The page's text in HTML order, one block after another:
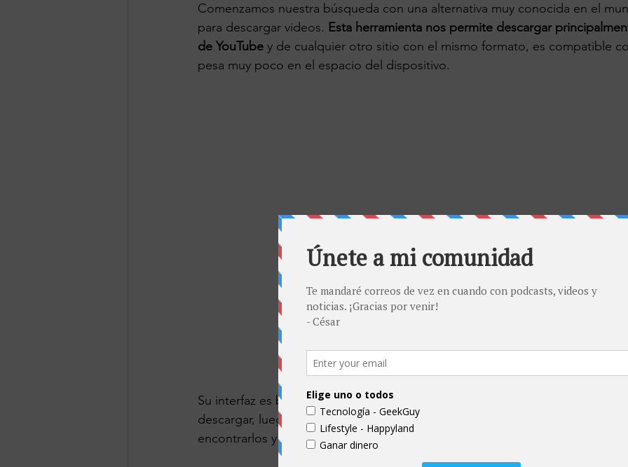
Comenzamos nuestra búsqueda con una alternativa muy conocida en el
para descargar videos. Esta herramienta nos permite descargar
de YouTube y de cualquier otro sitio con el mismo formato, es compatible
pesa muy poco en el espacio del dispositivo.
Su interfaz es bastante sencilla. El primer lugar debes copiar la URL del
descargar, luego de ello debes pegar la dirección en el buscador de
encontrarlos y comenzar la descarga.